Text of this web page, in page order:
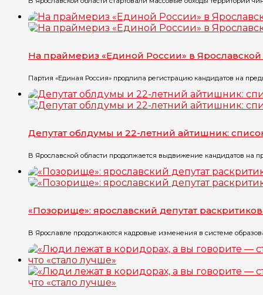
На праймериз «Единой России» в Ярославской
Партия «Единая Россия» продлила регистрацию кандидатов на
Депутат облдумы и 22-летний айтишник:
В Ярославской области продолжается выдвижение кандидатов на
«Позорище»: ярославский депутат
В Ярославле продолжаются кадровые изменения в системе